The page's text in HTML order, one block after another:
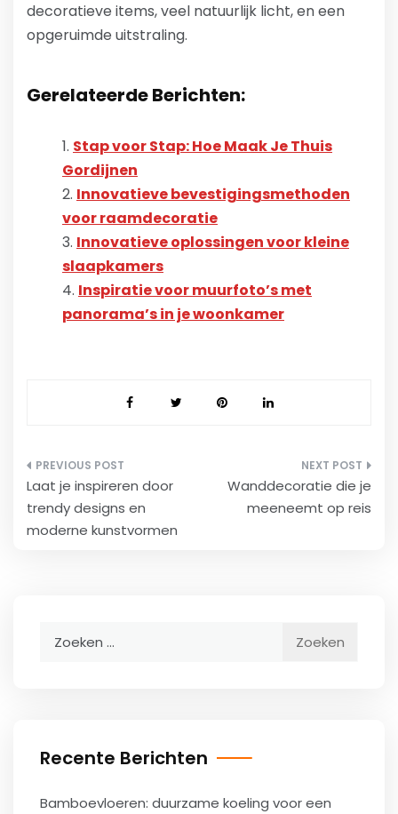
decoratieve items, veel natuurlijk licht, en een
opgeruimde uitstraling.
Gerelateerde Berichten:
Stap voor Stap: Hoe Maak Je Thuis
Gordijnen
Innovatieve bevestigingsmethoden
voor raamdecoratie
Innovatieve oplossingen voor kleine
slaapkamers
Inspiratie voor muurfoto’s met
panorama’s in je woonkamer
Bericht
navigatie
Laat je inspireren door
trendy designs en
moderne kunstvormen
Wanddecoratie die je
meeneemt op reis
Zoeken
Recente Berichten
Bamboevloeren: duurzame koeling voor een